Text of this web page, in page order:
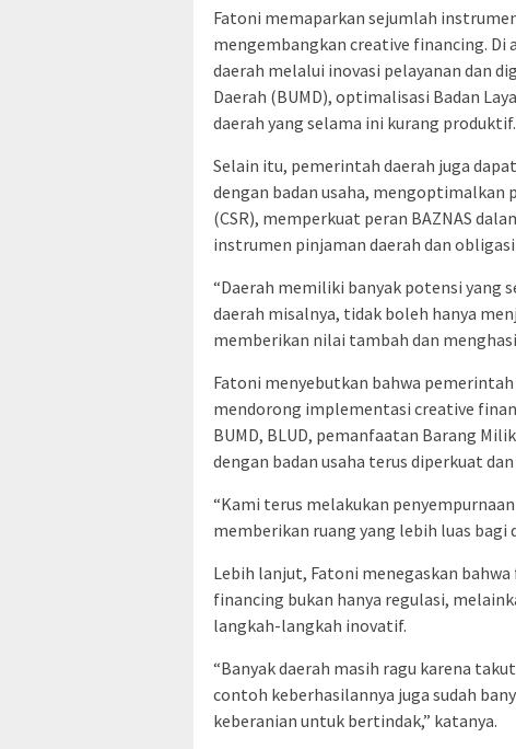
Fatoni memaparkan sejumlah
mengembangkan creative financing.
daerah melalui inovasi pelayanan dan
Daerah (BUMD), optimalisasi Badan
daerah yang selama ini kurang produktif.
Selain itu, pemerintah daerah juga
dengan badan usaha,
(CSR), memperkuat peran BAZNAS
instrumen pinjaman daerah dan
“Daerah memiliki banyak potensi yang
daerah misalnya, tidak boleh hanya
memberikan nilai tambah dan
Fatoni menyebutkan bahwa
mendorong implementasi creative
BUMD, BLUD, pemanfaatan Barang
dengan badan usaha terus diperkuat
“Kami terus melakukan
memberikan ruang yang lebih luas bagi
Lebih lanjut, Fatoni menegaskan
financing bukan hanya regulasi,
langkah-langkah inovatif.
“Banyak daerah masih ragu karena
contoh keberhasilannya juga sudah
keberanian untuk bertindak,” katanya.